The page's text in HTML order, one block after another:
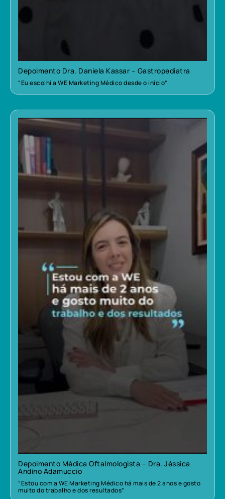
Depoimento Dra. Daniela Kassar – Gastropediatra
“Eu escolhi a WE Marketing Médico desde o início”
Depoimento Médica Oftalmologista – Dra. Jéssica
Andino Adamuccio
“Estou com a WE Marketing Médico há mais de 2 anos e gosto
muito do trabalho e dos resultados”